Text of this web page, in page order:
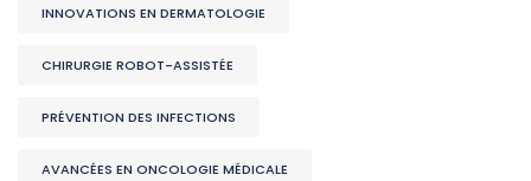
INNOVATIONS EN DERMATOLOGIE
CHIRURGIE ROBOT-ASSISTÉE
PRÉVENTION DES INFECTIONS
AVANCÉES EN ONCOLOGIE MÉDICALE